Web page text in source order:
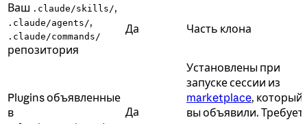
Ваш .claude/skills/,
.claude/agents/,
.claude/commands/
репозитория
Да Часть клона
Plugins объявленные
в
Да
Установлены при
запуске сессии из
marketplace, который
вы объявили. Требует